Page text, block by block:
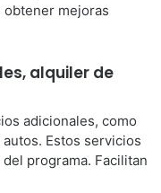
obtener mejoras
alquiler de
adicionales, como
Estos servicios
programa. Facilitan